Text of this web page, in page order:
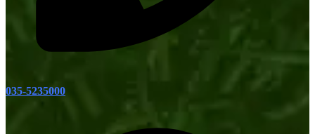
035-5235000